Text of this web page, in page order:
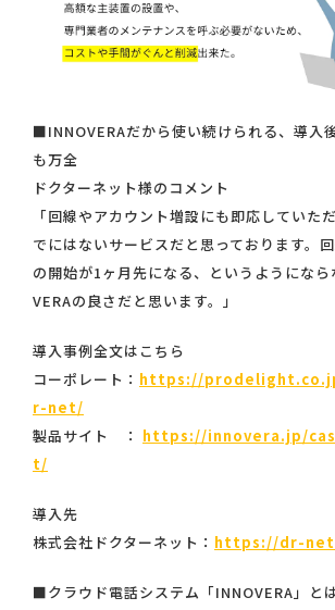
■INNOVERAだから使い続けられる、導入
も万全
ドクターネット様のコメント
「回線やアカウント増設にも即応していた
でにはないサービスだと思っております。
の開始が1ヶ月先になる、というようにな
VERAの良さだと思います。」
導入事例全文はこちら
コーポレート： https://
r-net/
製品サイト ： https://innovera.jp/
t/
導入先
株式会社ドクターネット： https://dr-
■クラウド電話システム「INNOVERA」と